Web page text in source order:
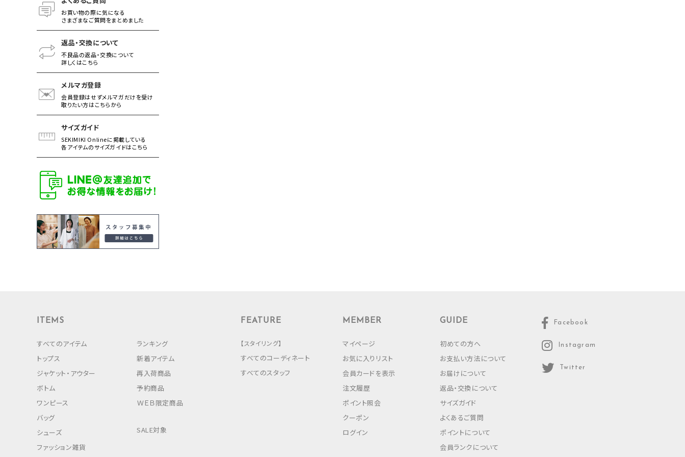
お買い物の際に気になる
さまざまなご質問をまとめました
返品・交換について
不良品の返品・交換について
詳しくはこちら
メルマガ登録
会員登録はせずメルマガだけを受け
取りたい方はこちらから
サイズガイド
SEKIMIKI Onlineに掲載している
各アイテムのサイズガイドはこちら
ITEMS
すべてのアイテム
トップス
ジャケット・アウター
ボトム
ワンピース
バッグ
シューズ
ファッション雑貨
ランキング
新着アイテム
再入荷商品
予約商品
ＷＥＢ限定商品
SALE対象
FEATURE
【スタイリング】
すべてのコーディネート
すべてのスタッフ
MEMBER
マイページ
お気に入りリスト
会員カードを表示
注文履歴
ポイント照会
クーポン
ログイン
GUIDE
初めての方へ
お支払い方法について
お届けについて
返品・交換について
サイズガイド
よくあるご質問
ポイントについて
会員ランクについて
Facebook
Instagram
Twitter